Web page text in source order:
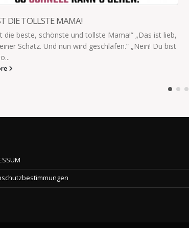
LIEBE HILFT IMMER
Mein Sohn (5) über die Wirkung von Küsschen bei jeglicher
Art von Aua: „Mama, Küsschen sind Liebe. Und Liebe hilft
immer!”
read more